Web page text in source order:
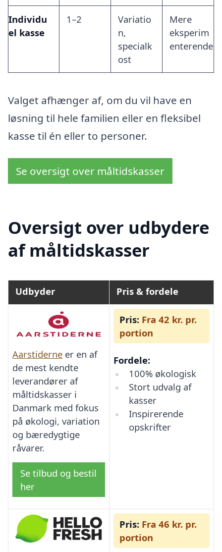
Individu
el kasse
1–2
Variatio
n,
specialk
ost
Mere
eksperim
enterende
Valget afhænger af, om du vil have en
løsning til hele familien eller en fleksibel
kasse til én eller to personer.
Se oversigt over måltidskasser
Oversigt over udbydere
af måltidskasser
Udbyder Pris & fordele
Aarstiderne er en af
de mest kendte
leverandører af
måltidskasser i
Danmark med fokus
på økologi, variation
og bæredygtige
råvarer.
Se tilbud og bestil
her
Pris: Fra 42 kr. pr.
portion
Fordele:
100% økologisk
Stort udvalg af
kasser
Inspirerende
opskrifter
Pris: Fra 46 kr. pr.
portion